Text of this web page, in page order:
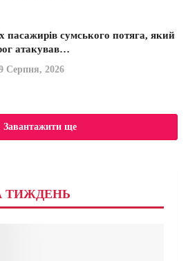
пасажирів сумського потяга, який
атакував…
Серпня, 2026
Завантажити ще
ТИЖДЕНЬ